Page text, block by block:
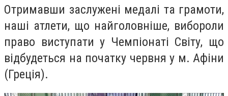
Отримавши заслужені медалі та грамоти,
наші атлети, що найголовніше, вибороли
право виступати у Чемпіонаті Світу, що
відбудеться на початку червня у м. Афіни
(Греція).